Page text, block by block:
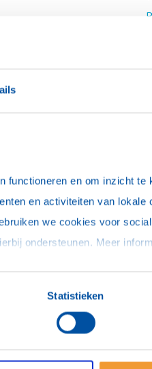
functioneren en om inzicht te
en activiteiten van lokale
we cookies voor
Statistieken
Now
- in
‘prikwijnen’.
campagne.
loopt t/m 18